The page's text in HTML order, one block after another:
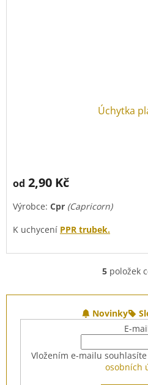
Úchytka
od 2,90 Kč
Výrobce: Cpr (Capricorn)
K uchycení PPR trubek.
Cena za 1 úchytku(na druhém
O
l
á
d
a
c
í
p
5 položek
Novinky
E-
Vložením e-mailu souhlasíte
osobních